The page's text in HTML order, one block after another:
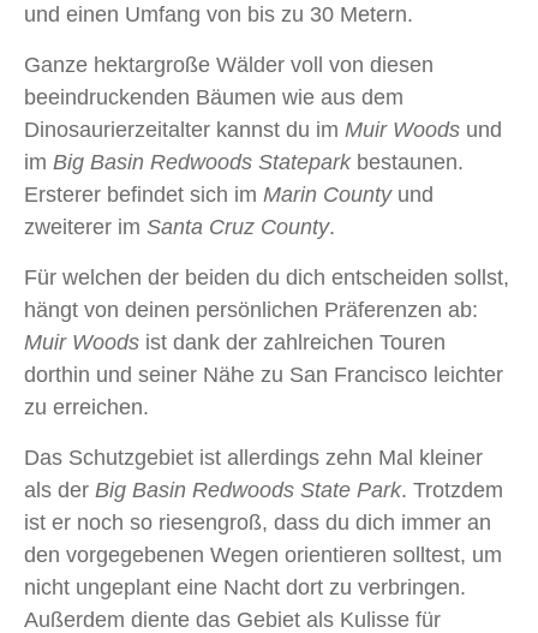
und einen Umfang von bis zu 30 Metern.
Ganze hektargroße Wälder voll von diesen
beeindruckenden Bäumen wie aus dem
Dinosaurierzeitalter kannst du im Muir Woods und
im Big Basin Redwoods Stateparkbestaunen.
Ersterer befindet sich im Marin Countyund
zweiterer im Santa Cruz County.
Für welchen der beiden du dich entscheiden sollst,
hängt von deinen persönlichen Präferenzen ab:
Muir Woods ist dank der zahlreichen Touren
dorthin und seiner Nähe zu San Francisco leichter
zu erreichen.
Das Schutzgebiet ist allerdings zehn Mal kleiner
als der Big Basin Redwoods State Park. Trotzdem
ist er noch so riesengroß, dass du dich immer an
den vorgegebenen Wegen orientieren solltest, um
nicht ungeplant eine Nacht dort zu verbringen.
Außerdem diente das Gebiet als Kulisse für